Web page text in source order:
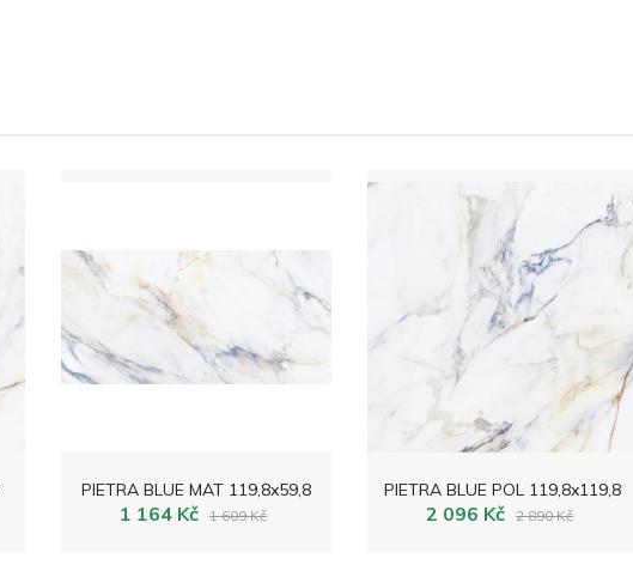
PIETRA BLUE MAT 119,8x59,8
1 164 Kč 1 609 Kč
PIETRA BLUE POL 119,8x119,8
2 096 Kč 2 890 Kč